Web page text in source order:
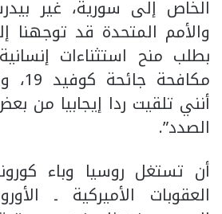
الخاص إلى سورية، غير
والأمم المتحدة قد توجهنا
بطلب منح استثناءات
أنني تلقيت ردا إيجابيا من
الصدد”.
أن تستغل روسيا وباء
العقوبات الأميركية ـ